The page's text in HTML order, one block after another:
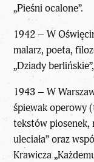
„Pieśni ocalone”.
1942 – W
malarz, poeta,
„Dziady
1943 – W
śpiewak operowy
tekstów piosenek,
uleciała” oraz
Krawicza